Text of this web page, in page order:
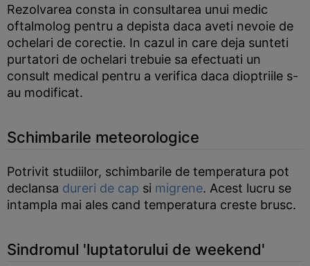
Rezolvarea consta in consultarea unui medic
oftalmolog pentru a depista daca aveti nevoie de
ochelari de corectie. In cazul in care deja sunteti
purtatori de ochelari trebuie sa efectuati un
consult medical pentru a verifica daca dioptriile s-
au modificat.
Schimbarile meteorologice
Potrivit studiilor, schimbarile de temperatura pot
declansa dureri de cap si migrene. Acest lucru se
intampla mai ales cand temperatura creste brusc.
Sindromul 'luptatorului de weekend'